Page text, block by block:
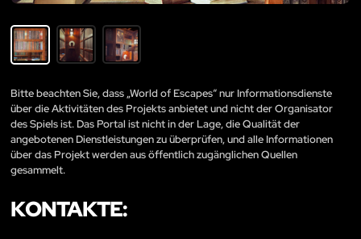
Bitte beachten Sie, dass „World of Escapes“ nur Informationsdienste
über die Aktivitäten des Projekts anbietet und nicht der Organisator
des Spiels ist. Das Portal ist nicht in der Lage, die Qualität der
angebotenen Dienstleistungen zu überprüfen, und alle Informationen
über das Projekt werden aus öffentlich zugänglichen Quellen
gesammelt.
KONTAKTE: